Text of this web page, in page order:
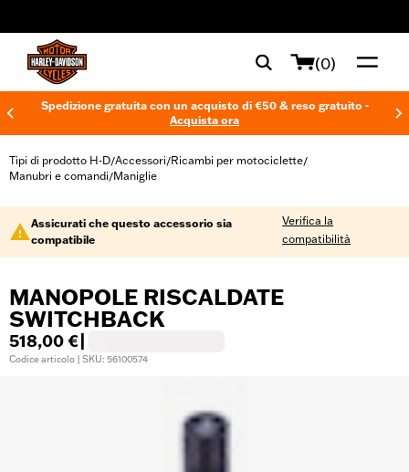
(0)
Spedizione gratuita con un acquisto di €50 & reso gratuito -
Acquista ora
Tipi di prodotto H-D/Accessori/Ricambi per motociclette/
Manubri e comandi/Maniglie
Assicurati che questo accessorio sia
compatibile
Verifica la
compatibilità
MANOPOLE RISCALDATE
SWITCHBACK
518,00 €
Codice articolo | SKU: 56100574